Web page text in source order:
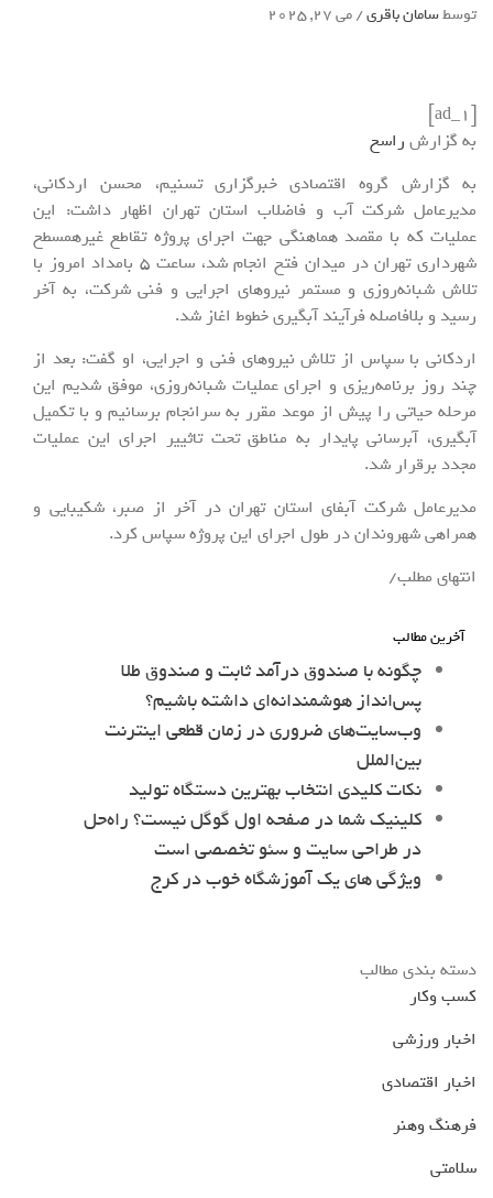
توسطسامان باقری/می 27, 2025
[ad_1]
به گزارش راسخ
به گزارش گروه اقتصادی خبرگزاری تسنیم، محسن اردکانی،
مدیرعامل شرکت آب و فاضلاب استان تهران اظهار داشت: این
عملیات که با مقصد هماهنگی جهت اجرای پروژه تقاطع غیرهمسطح
شهرداری تهران در میدان فتح انجام شد، ساعت 5 بامداد امروز با
تلاش شبانه‌روزی و مستمر نیروهای اجرایی و فنی شرکت، به آخر
رسید و بلافاصله فرآیند آبگیری خطوط اغاز شد.
اردکانی با سپاس از تلاش نیروهای فنی و اجرایی، او گفت: بعد از
چند روز برنامه‌ریزی و اجرای عملیات شبانه‌روزی، موفق شدیم این
مرحله حیاتی را پیش از موعد مقرر به سرانجام برسانیم و با تکمیل
آبگیری، آبرسانی پایدار به مناطق تحت تاثییر اجرای این عملیات
مجدد برقرار شد.
مدیرعامل شرکت آبفای استان تهران در آخر از صبر، شکیبایی و
همراهی شهروندان در طول اجرای این پروژه سپاس کرد.
انتهای مطلب/
آخرین مطالب
چگونه با صندوق درآمد ثابت و صندوق طلا
پس‌انداز هوشمندانه‌ای داشته باشیم؟
وب‌سایت‌های ضروری در زمان قطعی اینترنت
بین‌الملل
نکات کلیدی انتخاب بهترین دستگاه تولید
کلینیک شما در صفحه اول گوگل نیست؟ راه‌حل
در طراحی سایت و سئو تخصصی است
ویژگی های یک آموزشگاه خوب در کرج
دسته بندی مطالب
کسب وکار
اخبار ورزشی
اخبار اقتصادی
فرهنگ وهنر
سلامتی